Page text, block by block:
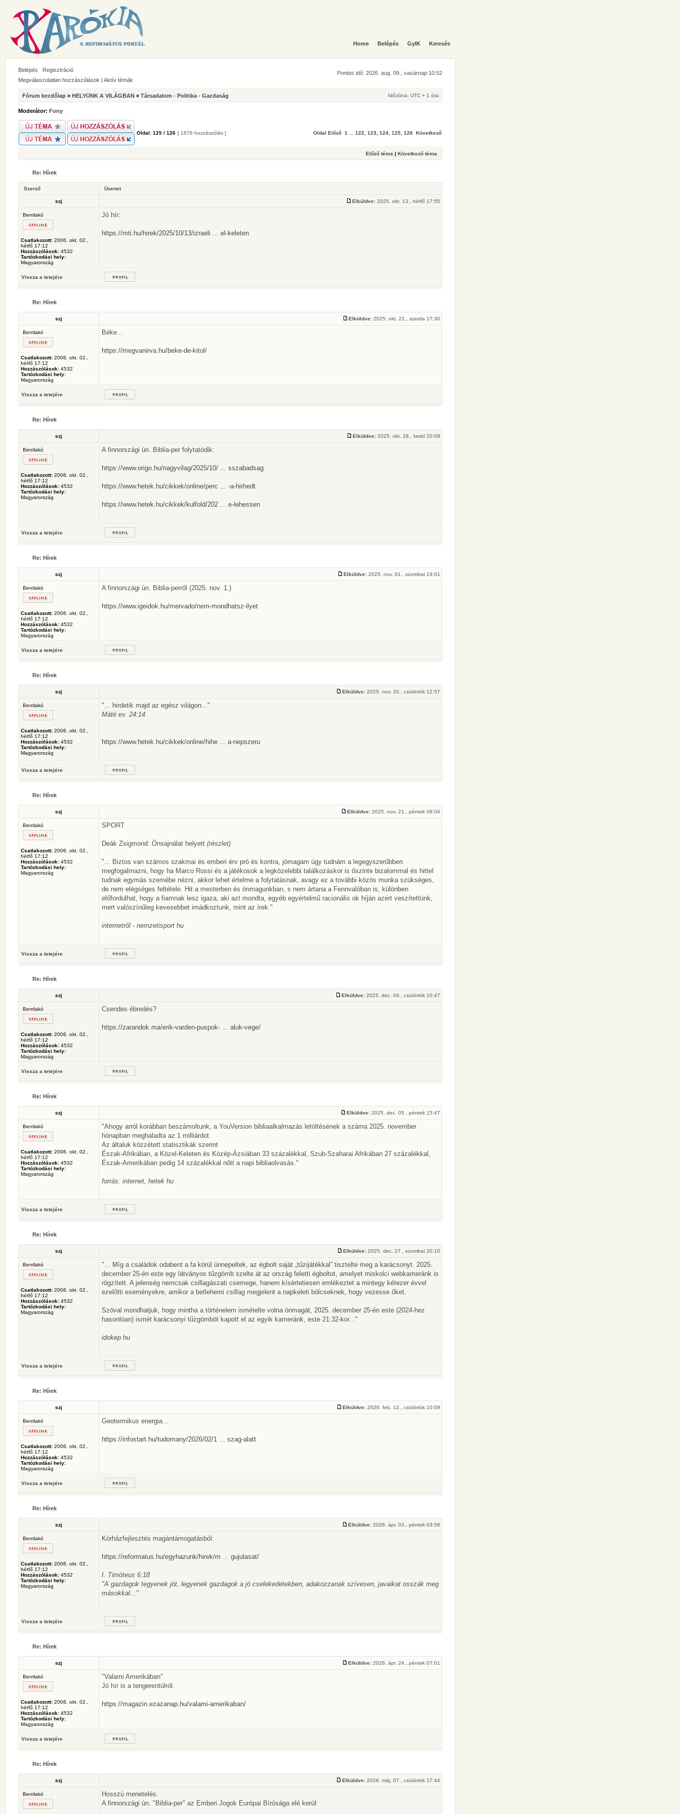
Home Belépés GyIK Keresés
Belépés Regisztráció
Pontos idő: 2026. aug. 09., vasárnap 10:52
Megválaszolatlan hozzászólások | Aktív témák
Fórum kezdőlap » HELYÜNK A VILÁGBAN » Társadalom - Politika - Gazdaság Időzóna: UTC + 1 óra
Moderátor: Fony
Oldal: 125 / 126 [ 1876 hozzászólás ] Oldal Előző 1 122 123 124 125 126 Következő
Előző téma | Következő téma
Re: Hírek
Szerző Üzenet
szj Elküldve: 2025. okt. 13., hétfő 17:55
Bentlakó
Csatlakozott: 2006. okt. 02.,
hétfő 17:12
Hozzászólások: 4532
Tartózkodási hely:
Magyarország
Jó hír:
https://mti.hu/hirek/2025/10/13/izraeli ... el-keleten
Vissza a tetejére
Re: Hírek
szj Elküldve: 2025. okt. 22., szerda 17:30
Bentlakó
Csatlakozott: 2006. okt. 02.,
hétfő 17:12
Hozzászólások: 4532
Tartózkodási hely:
Magyarország
Béke...
https://megvanirva.hu/beke-de-kitol/
Vissza a tetejére
Re: Hírek
szj Elküldve: 2025. okt. 28., kedd 20:09
Bentlakó
Csatlakozott: 2006. okt. 02.,
hétfő 17:12
Hozzászólások: 4532
Tartózkodási hely:
Magyarország
A finnországi ún. Biblia-per folytatódik:
https://www.origo.hu/nagyvilag/2025/10/ ... sszabadsag
https://www.hetek.hu/cikkek/online/perc ... -a-hirhedt
https://www.hetek.hu/cikkek/kulfold/202 ... e-lehessen
Vissza a tetejére
Re: Hírek
szj Elküldve: 2025. nov. 01., szombat 19:01
Bentlakó
Csatlakozott: 2006. okt. 02.,
hétfő 17:12
Hozzászólások: 4532
Tartózkodási hely:
Magyarország
A finnországi ún. Biblia-perről (2025. nov. 1.)
https://www.igeidok.hu/mervado/nem-mondhatsz-ilyet
Vissza a tetejére
Re: Hírek
szj Elküldve: 2025. nov. 20., csütörtök 12:57
Bentlakó
Csatlakozott: 2006. okt. 02.,
hétfő 17:12
Hozzászólások: 4532
Tartózkodási hely:
Magyarország
"... hirdetik majd az egész világon..."
Máté ev. 24:14
https://www.hetek.hu/cikkek/online/hihe ... a-nepszeru
Vissza a tetejére
Re: Hírek
szj Elküldve: 2025. nov. 21., péntek 08:04
Bentlakó
Csatlakozott: 2006. okt. 02.,
hétfő 17:12
Hozzászólások: 4532
Tartózkodási hely:
Magyarország
SPORT
Deák Zsigmond: Önsajnálat helyett (részlet)
"... Biztos van számos szakmai és emberi érv pró és kontra, jómagam úgy tudnám a legegyszerűbben
megfogalmazni, hogy ha Marco Rossi és a játékosok a legközelebbi találkozáskor is őszinte bizalommal és hittel
tudnak egymás szemébe nézni, akkor lehet értelme a folytatásnak, avagy ez a további közös munka szükséges,
de nem elégséges feltétele. Hit a mesterben és önmagunkban, s nem ártana a Fennvalóban is, különben
előfordulhat, hogy a fiamnak lesz igaza, aki azt mondta, egyéb egyértelmű racionális ok híján azért veszítettünk,
mert valószínűleg kevesebbet imádkoztunk, mint az írek."
internetről - nemzetisport hu
Vissza a tetejére
Re: Hírek
szj Elküldve: 2025. dec. 04., csütörtök 10:47
Bentlakó
Csatlakozott: 2006. okt. 02.,
hétfő 17:12
Hozzászólások: 4532
Tartózkodási hely:
Magyarország
Csendes ébredés?
https://zarandok.ma/erik-varden-puspok- ... aluk-vege/
Vissza a tetejére
Re: Hírek
szj Elküldve: 2025. dec. 05., péntek 15:47
Bentlakó
Csatlakozott: 2006. okt. 02.,
hétfő 17:12
Hozzászólások: 4532
Tartózkodási hely:
Magyarország
"Ahogy arról korábban beszámoltunk, a YouVersion bibliaalkalmazás letöltésének a száma 2025. november
hónapban meghaladta az 1 milliárdot.
Az általuk közzétett statisztikák szerint
Észak-Afrikában, a Közel-Keleten és Közép-Ázsiában 33 százalékkal, Szub-Szaharai Afrikában 27 százalékkal,
Észak-Amerikában pedig 14 százalékkal nőtt a napi bibliaolvasás."
forrás: internet, hetek hu
Vissza a tetejére
Re: Hírek
szj Elküldve: 2025. dec. 27., szombat 20:10
Bentlakó
Csatlakozott: 2006. okt. 02.,
hétfő 17:12
Hozzászólások: 4532
Tartózkodási hely:
Magyarország
"... Míg a családok odabent a fa körül ünnepeltek, az égbolt saját „tűzijátékkal” tisztelte meg a karácsonyt. 2025.
december 25-én este egy látványos tűzgömb szelte át az ország feletti égboltot, amelyet miskolci webkameránk is
rögzített. A jelenség nemcsak csillagászati csemege, hanem kísértetiesen emlékeztet a mintegy kétezer évvel
ezelőtti eseményekre, amikor a betlehemi csillag megjelent a napkeleti bölcseknek, hogy vezesse őket.
Szóval mondhatjuk, hogy mintha a történelem ismételte volna önmagát, 2025. december 25-én este (2024-hez
hasonlóan) ismét karácsonyi tűzgömböt kapott el az egyik kameránk, este 21:32-kor..."
idokep hu
Vissza a tetejére
Re: Hírek
szj Elküldve: 2026. feb. 12., csütörtök 10:09
Bentlakó
Csatlakozott: 2006. okt. 02.,
hétfő 17:12
Hozzászólások: 4532
Tartózkodási hely:
Magyarország
Geotermikus energia...
https://infostart.hu/tudomany/2026/02/1 ... szag-alatt
Vissza a tetejére
Re: Hírek
szj Elküldve: 2026. ápr. 03., péntek 03:56
Bentlakó
Csatlakozott: 2006. okt. 02.,
hétfő 17:12
Hozzászólások: 4532
Tartózkodási hely:
Magyarország
Kórházfejlesztés magántámogatásból:
https://reformatus.hu/egyhazunk/hirek/m ... gujulasat/
I. Timóteus 6:18
"A gazdagok tegyenek jót, legyenek gazdagok a jó cselekedetekben, adakozzanak szívesen, javaikat osszák meg
másokkal..."
Vissza a tetejére
Re: Hírek
szj Elküldve: 2026. ápr. 24., péntek 07:01
Bentlakó
Csatlakozott: 2006. okt. 02.,
hétfő 17:12
Hozzászólások: 4532
Tartózkodási hely:
Magyarország
"Valami Amerikában"
Jó hír is a tengerentúlról.
https://magazin.ezazanap.hu/valami-amerikaban/
Vissza a tetejére
Re: Hírek
szj Elküldve: 2026. máj. 07., csütörtök 17:44
Bentlakó
Hosszú menetelés.
A finnországi ún. "Biblia-per" az Emberi Jogok Európai Bírósága elé kerül: